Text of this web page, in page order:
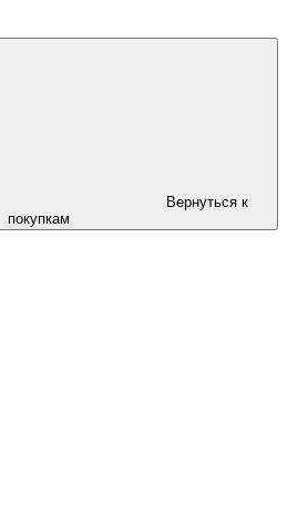
Вернуться к
покупкам